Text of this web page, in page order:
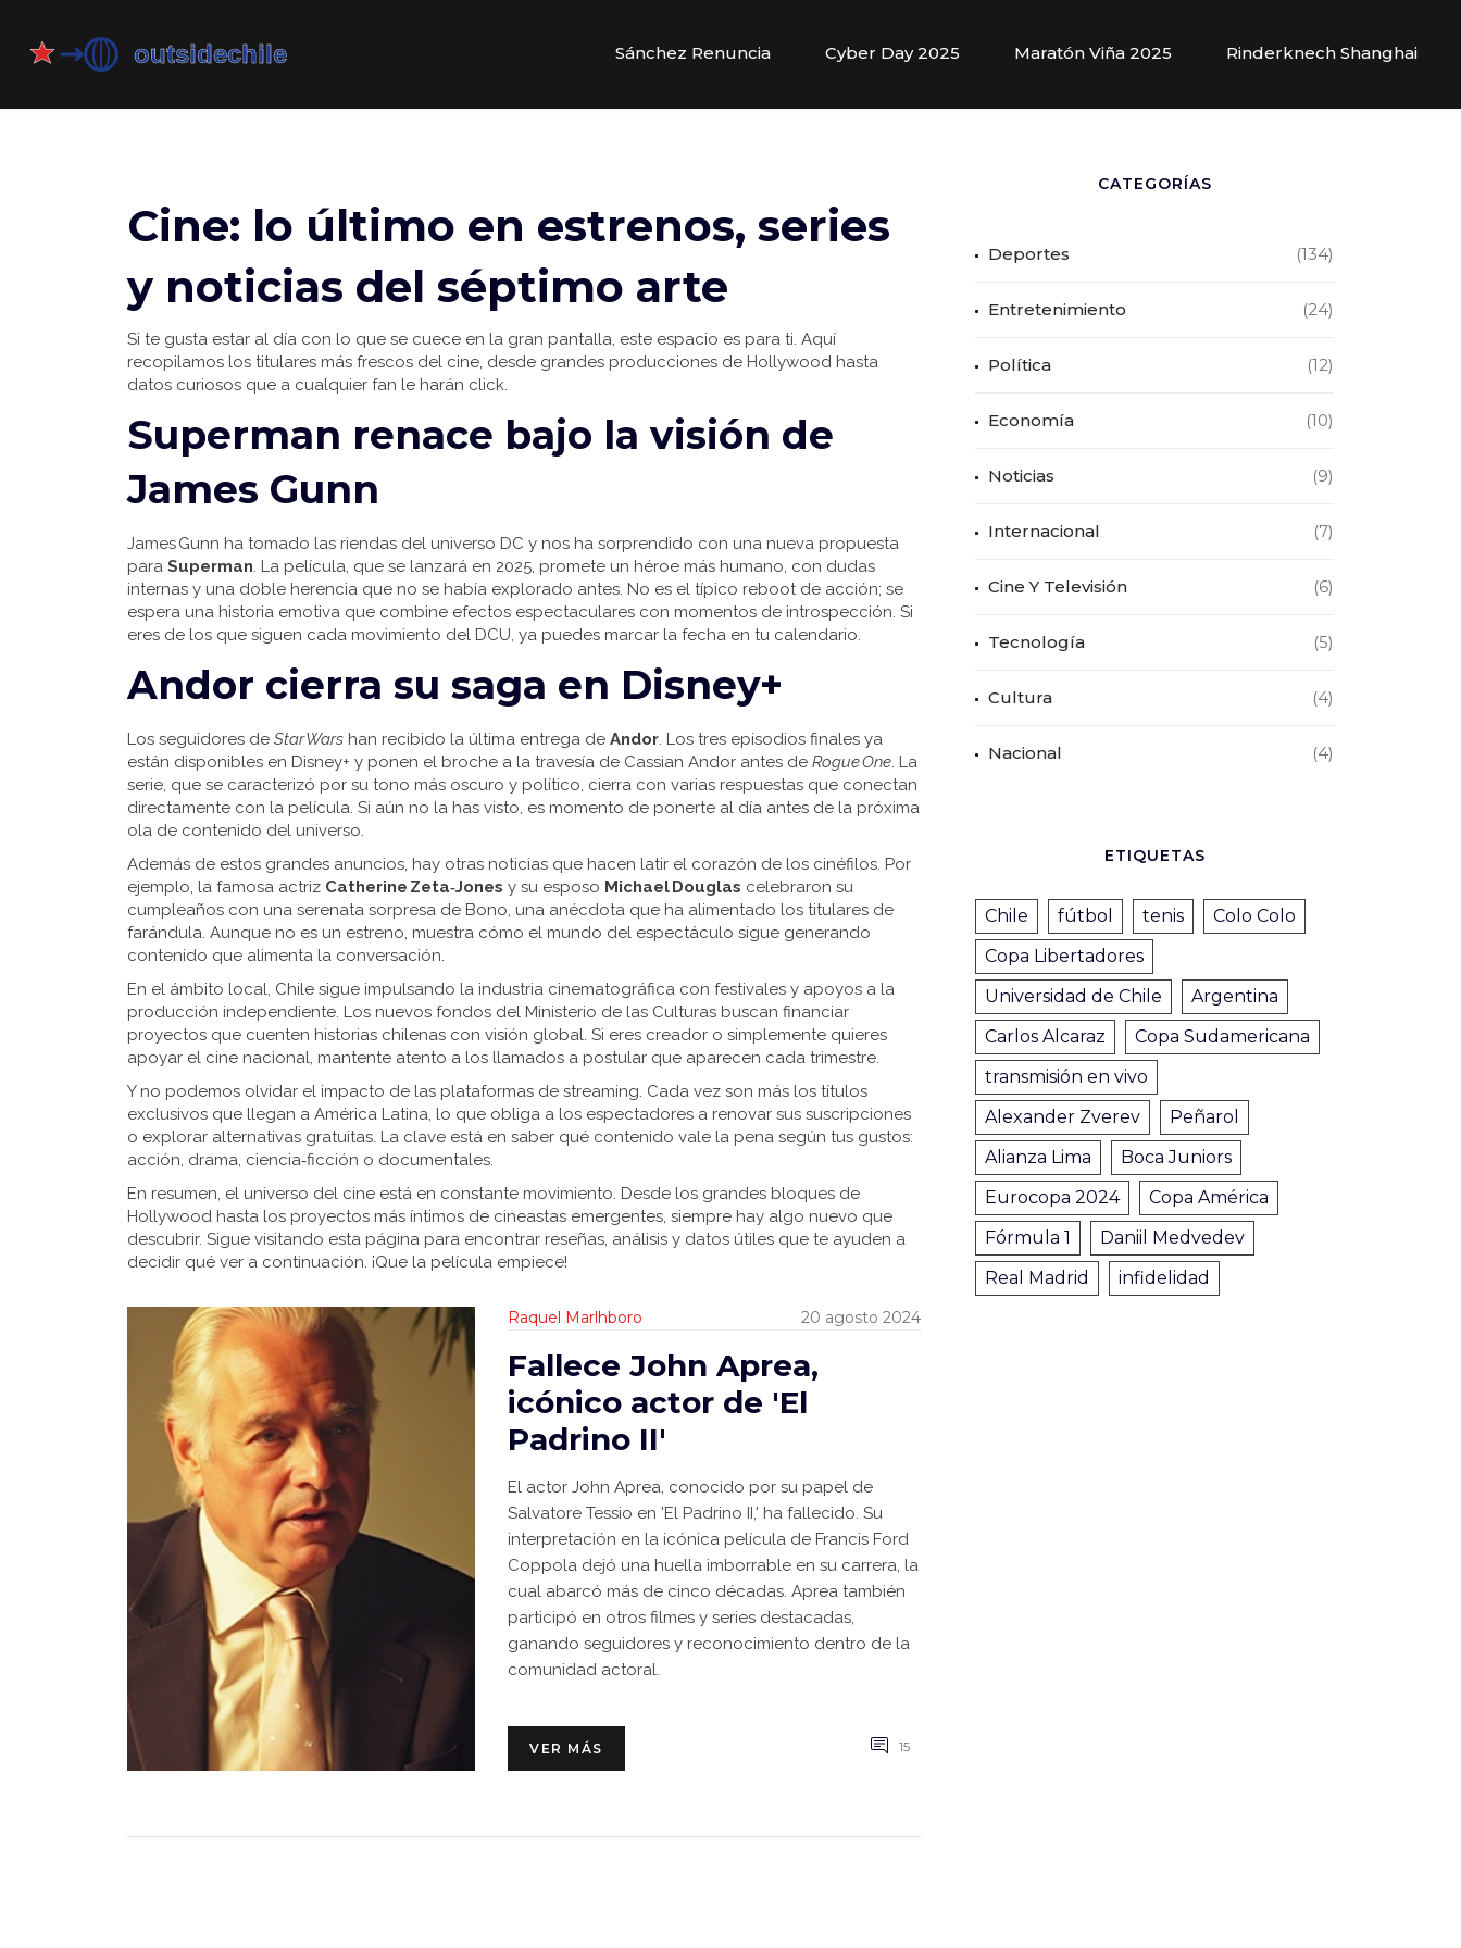
Sánchez Renuncia Cyber Day 2025 Maratón Viña 2025 Rinderknech Shanghai
Cine: lo último en estrenos, series
y noticias del séptimo arte
Si te gusta estar al día con lo que se cuece en la gran pantalla, este espacio es para ti. Aquí
recopilamos los titulares más frescos del cine, desde grandes producciones de Hollywood hasta
datos curiosos que a cualquier fan le harán click.
Superman renace bajo la visión de
James Gunn
James Gunn ha tomado las riendas del universo DC y nos ha sorprendido con una nueva propuesta
para Superman. La película, que se lanzará en 2025, promete un héroe más humano, con dudas
internas y una doble herencia que no se había explorado antes. No es el típico reboot de acción; se
espera una historia emotiva que combine efectos espectaculares con momentos de introspección. Si
eres de los que siguen cada movimiento del DCU, ya puedes marcar la fecha en tu calendario.
Andor cierra su saga en Disney+
Los seguidores de Star Wars han recibido la última entrega de Andor. Los tres episodios finales ya
están disponibles en Disney+ y ponen el broche a la travesía de Cassian Andor antes de Rogue One. La
serie, que se caracterizó por su tono más oscuro y político, cierra con varias respuestas que conectan
directamente con la película. Si aún no la has visto, es momento de ponerte al día antes de la próxima
ola de contenido del universo.
Además de estos grandes anuncios, hay otras noticias que hacen latir el corazón de los cinéfilos. Por
ejemplo, la famosa actriz Catherine Zeta‑Jones y su esposo Michael Douglas celebraron su
cumpleaños con una serenata sorpresa de Bono, una anécdota que ha alimentado los titulares de
farándula. Aunque no es un estreno, muestra cómo el mundo del espectáculo sigue generando
contenido que alimenta la conversación.
En el ámbito local, Chile sigue impulsando la industria cinematográfica con festivales y apoyos a la
producción independiente. Los nuevos fondos del Ministerio de las Culturas buscan financiar
proyectos que cuenten historias chilenas con visión global. Si eres creador o simplemente quieres
apoyar el cine nacional, mantente atento a los llamados a postular que aparecen cada trimestre.
Y no podemos olvidar el impacto de las plataformas de streaming. Cada vez son más los títulos
exclusivos que llegan a América Latina, lo que obliga a los espectadores a renovar sus suscripciones
o explorar alternativas gratuitas. La clave está en saber qué contenido vale la pena según tus gustos:
acción, drama, ciencia‑ficción o documentales.
En resumen, el universo del cine está en constante movimiento. Desde los grandes bloques de
Hollywood hasta los proyectos más íntimos de cineastas emergentes, siempre hay algo nuevo que
descubrir. Sigue visitando esta página para encontrar reseñas, análisis y datos útiles que te ayuden a
decidir qué ver a continuación. ¡Que la película empiece!
Raquel Marlhboro 20 agosto 2024
Fallece John Aprea,
icónico actor de 'El
Padrino II'
El actor John Aprea, conocido por su papel de
Salvatore Tessio en 'El Padrino II,' ha fallecido. Su
interpretación en la icónica película de Francis Ford
Coppola dejó una huella imborrable en su carrera, la
cual abarcó más de cinco décadas. Aprea también
participó en otros filmes y series destacadas,
ganando seguidores y reconocimiento dentro de la
comunidad actoral.
VER MÁS 15
CATEGORÍAS
Deportes (134)
Entretenimiento (24)
Política (12)
Economía (10)
Noticias (9)
Internacional (7)
Cine Y Televisión (6)
Tecnología (5)
Cultura (4)
Nacional (4)
ETIQUETAS
Chile fútbol tenis
Colo Colo
Copa Libertadores
Universidad de Chile
Argentina
Carlos Alcaraz
Copa Sudamericana
transmisión en vivo
Alexander Zverev
Peñarol
Alianza Lima
Boca Juniors
Eurocopa 2024
Copa América
Fórmula 1
Daniil Medvedev
Real Madrid
infidelidad